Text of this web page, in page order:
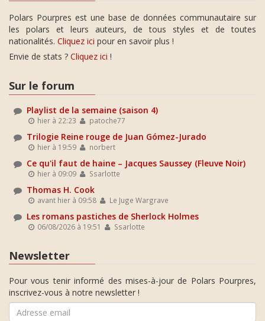
Polars Pourpres est une base de données communautaire sur
les polars et leurs auteurs, de tous styles et de toutes
nationalités. Cliquez ici pour en savoir plus !
Envie de stats ? Cliquez ici !
Sur le forum
Playlist de la semaine (saison 4)
hier à 22:23 patoche77
Trilogie Reine rouge de Juan Gómez-Jurado
hier à 19:59 norbert
Ce qu'il faut de haine – Jacques Saussey (Fleuve Noir)
hier à 09:09 Ssarlotte
Thomas H. Cook
avant hier à 09:58 Le Juge Wargrave
Les romans pastiches de Sherlock Holmes
06/08/2026 à 19:51 Ssarlotte
Newsletter
Pour vous tenir informé des mises-à-jour de Polars Pourpres,
inscrivez-vous à notre newsletter !